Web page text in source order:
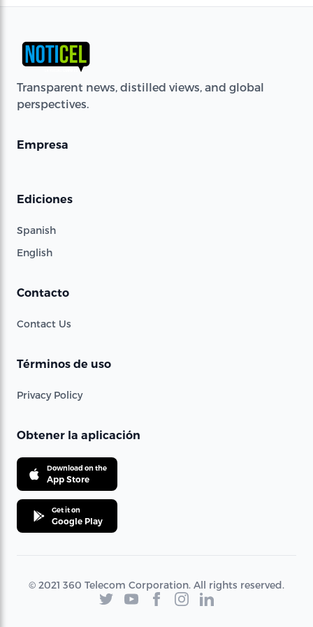
Transparent news, distilled views, and global
perspectives.
Empresa
Ediciones
Spanish
English
Contacto
Contact Us
Términos de uso
Privacy Policy
Obtener la aplicación
Download on the
App Store
Get it on
Google Play
© 2021 360 Telecom Corporation. All rights reserved.